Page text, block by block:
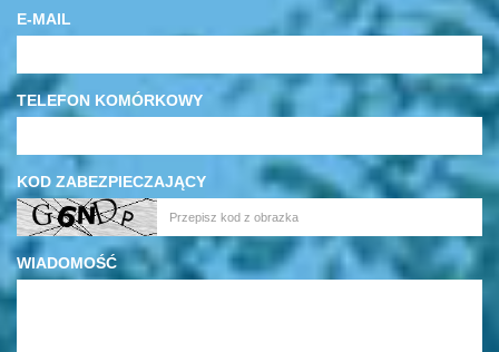
E-MAIL
TELEFON KOMÓRKOWY
KOD ZABEZPIECZAJĄCY
WIADOMOŚĆ